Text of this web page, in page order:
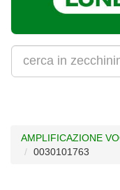
AMPLIFICAZIONE
0030101763